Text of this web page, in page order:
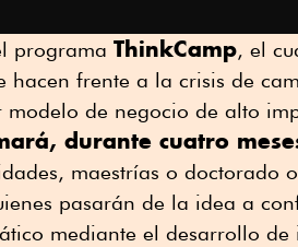
programa ThinkCamp, el
hacen frente a la crisis de
de negocio de alto
durante cuatro
maestrías o doctorado
pasarán de la idea a
mediante el desarrollo de